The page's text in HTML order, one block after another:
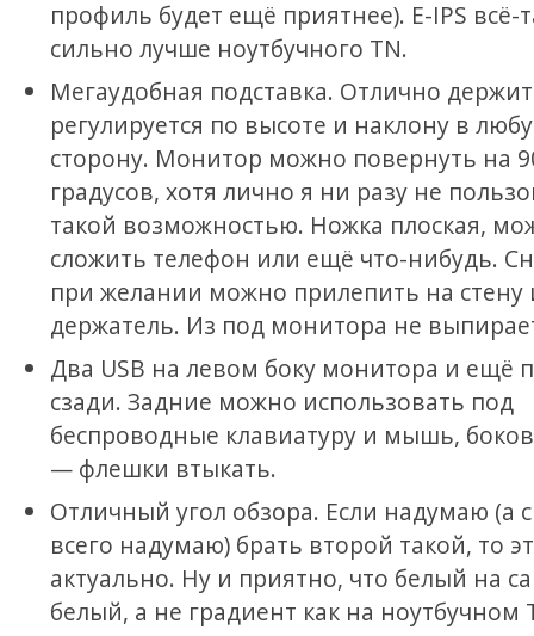
профиль будет ещё приятнее). E-IPS всё-
сильно лучше ноутбучного TN.
Мегаудобная подставка. Отлично
регулируется по высоте и наклону в
сторону. Монитор можно повернуть на
градусов, хотя лично я ни разу не
такой возможностью. Ножка плоская,
сложить телефон или ещё что-нибудь.
при желании можно прилепить на стену
держатель. Из под монитора не
Два USB на левом боку монитора и ещё
сзади. Задние можно использовать под
беспроводные клавиатуру и мышь,
— флешки втыкать.
Отличный угол обзора. Если надумаю (а
всего надумаю) брать второй такой, то
актуально. Ну и приятно, что белый на
белый, а не градиент как на ноутбучном